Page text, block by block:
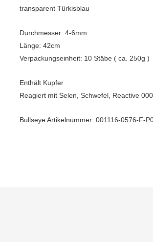
transparent Türkisblau
Durchmesser: 4-6mm
Länge: 42cm
Verpackungseinheit: 10 Stäbe ( ca. 250g )
Enthält Kupfer
Reagiert mit Selen, Schwefel, Reactive
Bullseye Artikelnummer: 001116-0576-F-